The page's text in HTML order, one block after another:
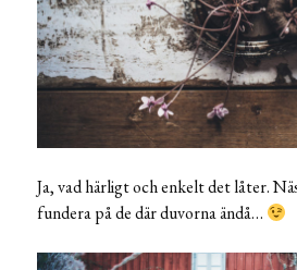
Ja, vad härligt och enkelt det låter.
fundera på de där duvorna ändå…